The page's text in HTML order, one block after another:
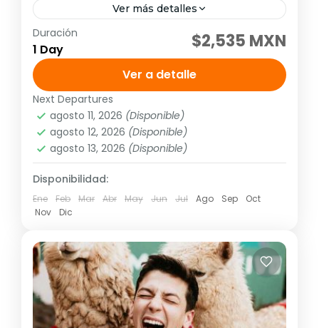
Ver más detalles
Experiencia: Sobrevuelo en Teotihuacan
Salidas: Diario, hasta el 22 de diciembre del
FESTEJA CON NOSOTROS!!! SIN
NINGÚN COSTO EXTRA En caso de
cumpleaños ,aniversario...
América,México
1 Personas
Duración
1 Day $2,535 MXN
Ver a detalle
Next Departures
agosto 11, 2026 (Disponible)
agosto 12, 2026 (Disponible)
agosto 13, 2026 (Disponible)
Disponibilidad:
Ene Feb Mar Abr May Jun Jul Ago Sep
Oct
Nov
Dic